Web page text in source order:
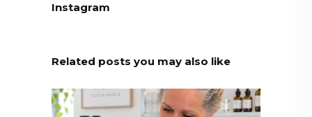
Instagram
Related posts you may also like